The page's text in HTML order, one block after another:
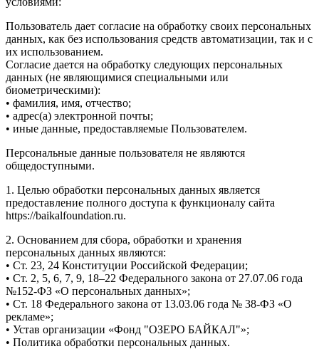
Пользователь дает согласие на обработку своих персональных
данных, как без использования средств автоматизации, так и с
их использованием.
Согласие дается на обработку следующих персональных
данных (не являющимися специальными или
биометрическими):
• фамилия, имя, отчество;
• адрес(а) электронной почты;
• иные данные, предоставляемые Пользователем.
Персональные данные пользователя не являются
общедоступными.
1. Целью обработки персональных данных является
предоставление полного доступа к функционалу сайта
https://baikalfoundation.ru.
2. Основанием для сбора, обработки и хранения
персональных данных являются:
• Ст. 23, 24 Конституции Российской Федерации;
• Ст. 2, 5, 6, 7, 9, 18–22 Федерального закона от 27.07.06 года
№152-ФЗ «О персональных данных»;
• Ст. 18 Федерального закона от 13.03.06 года № 38-ФЗ «О
рекламе»;
• Устав организации «Фонд "ОЗЕРО БАЙКАЛ"»;
• Политика обработки персональных данных.